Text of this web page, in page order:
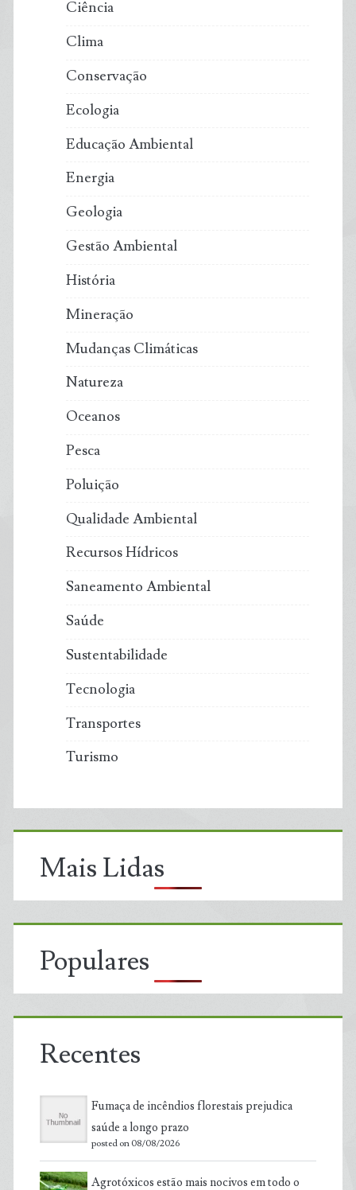
Ciência
Clima
Conservação
Ecologia
Educação Ambiental
Energia
Geologia
Gestão Ambiental
História
Mineração
Mudanças Climáticas
Natureza
Oceanos
Pesca
Poluição
Qualidade Ambiental
Recursos Hídricos
Saneamento Ambiental
Saúde
Sustentabilidade
Tecnologia
Transportes
Turismo
Mais Lidas
Populares
Recentes
Fumaça de incêndios florestais prejudica
saúde a longo prazo
posted on 08/08/2026
Agrotóxicos estão mais nocivos em todo o